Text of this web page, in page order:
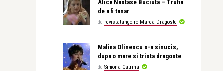
Alice Nastase Buciuta – Trufia
de a fi tanar
de revistatango.ro Marea Dragoste
Malina Olinescu s-a sinucis,
dupa o mare si trista dragoste
de Simona Catrina